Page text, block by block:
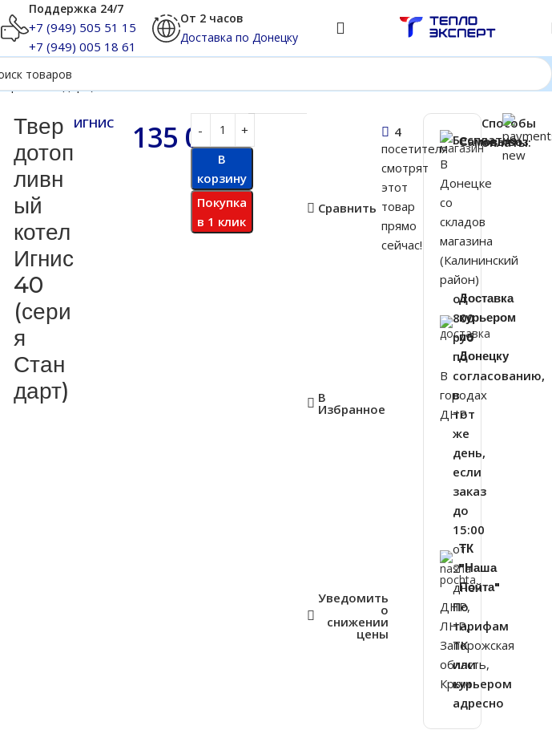
Поддержка 24/7
+7 (949) 505 51 15
+7 (949) 005 18 61
От 2 часов
Доставка по Донецку
Стандарт)
Твер
дотоп
ливн
ый
котел
Игнис
40
(сери
я
Стан
дарт)
ИГНИС 135 000₽
В
корзину
Покупка
в 1 клик
Сравнить
В
Избранное
Уведомить
о
снижении
цены
4
посетителя
смотрят
этот
товар
прямо
сейчас!
Самовывоз
В
Донецке
со
складов
магазина
(Калининский
район)
Бесплатно
Доставка
курьером
по
Донецку
В
городах
ДНР
от
800
руб
по
согласованию,
в
тот
же
день,
если
заказ
до
15:00
ТК
"Наша
Почта"
ДНР,
ЛНР,
Запорожская
область,
Крым
от
2
дней
По
тарифам
ТК
или
курьером
адресно
Способы
оплаты: